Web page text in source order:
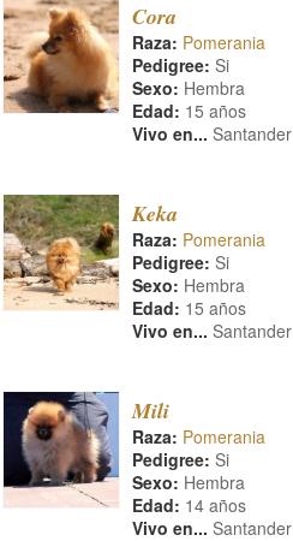
Cora
Raza: Pomerania
Pedigree: Si
Sexo: Hembra
Edad: 15 años
Vivo en... Santander
Keka
Raza: Pomerania
Pedigree: Si
Sexo: Hembra
Edad: 15 años
Vivo en... Santander
Mili
Raza: Pomerania
Pedigree: Si
Sexo: Hembra
Edad: 14 años
Vivo en... Santander